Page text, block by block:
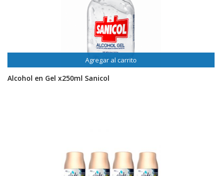
Agregar al carrito
Alcohol en Gel x250ml Sanicol